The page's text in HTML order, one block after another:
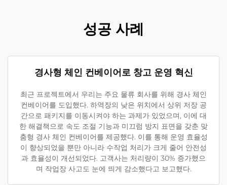
성공 사례
경사형 체인 컨베이어로 창고 운영 혁신
최근 프로젝트에서 우리는 주요 물류 회사를 위해 경사 체인
컨베이어를 도입했다. 하역장의 낮은 위치에서 상위 저장 공
간으로 패키지를 이동시켜야 하는 과제가 있었으며, 이에 대
한 해결책으로 속도 조절 기능과 미끄럼 방지 표면을 갖춘 맞
춤형 경사 체인 컨베이어를 제공했다. 이를 통해 운영 효율성
이 향상되었을 뿐만 아니라 수작업 처리가 크게 줄어 안전성
과 효율성이 개선되었다. 고객사는 처리량이 30% 증가했으
며 작업장 사고도 눈에 띄게 감소했다고 보고했다.